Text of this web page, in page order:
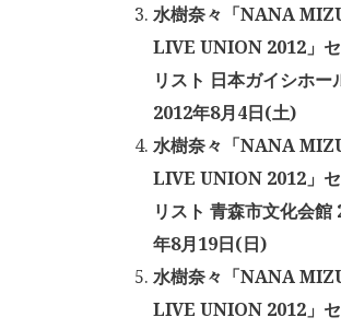
水樹奈々「NANA
LIVE UNION 2012」
リスト 日本ガイシホー
2012年8月4日(土)
水樹奈々「NANA
LIVE UNION 2012」
リスト 青森市文化会館
年8月19日(日)
水樹奈々「NANA
LIVE UNION 2012」